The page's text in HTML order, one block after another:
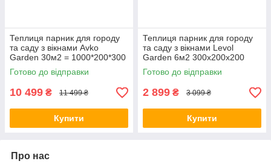
Теплиця парник для городу
та саду з вікнами Avko
Garden 30м2 = 1000*200*300
Готово до відправки
10 499 ₴ 11 499 ₴
Купити
Теплиця парник для городу
та саду з вікнами Levol
Garden 6м2 300х200х200
Готово до відправки
2 899 ₴ 3 099 ₴
Купити
Про нас